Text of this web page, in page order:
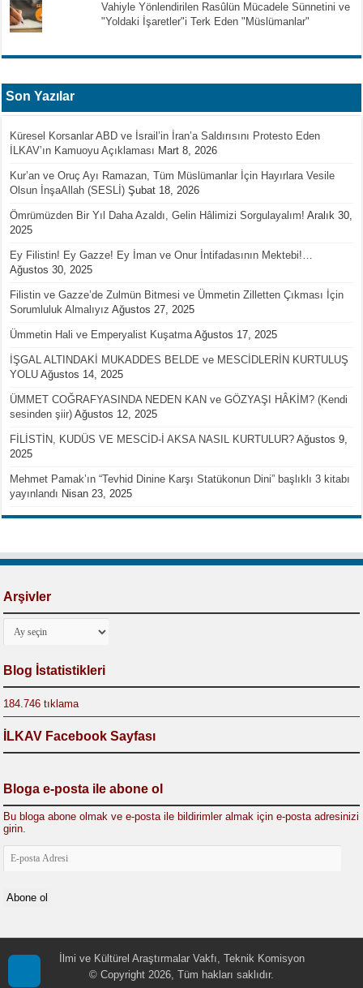
Vahiyle Yönlendirilen Rasûlün Mücadele Sünnetini ve
"Yoldaki İşaretler"i Terk Eden "Müslümanlar"
Son Yazılar
Küresel Korsanlar ABD ve İsrail’in İran’a Saldırısını Protesto Eden
İLKAV’ın Kamuoyu Açıklaması Mart 8, 2026
Kur’an ve Oruç Ayı Ramazan, Tüm Müslümanlar İçin Hayırlara Vesile
Olsun İnşaAllah (SESLİ) Şubat 18, 2026
Ömrümüzden Bir Yıl Daha Azaldı, Gelin Hâlimizi Sorgulayalım! Aralık 30,
2025
Ey Filistin! Ey Gazze! Ey İman ve Onur İntifadasının Mektebi!…
Ağustos 30, 2025
Filistin ve Gazze’de Zulmün Bitmesi ve Ümmetin Zilletten Çıkması İçin
Sorumluluk Almalıyız Ağustos 27, 2025
Ümmetin Hali ve Emperyalist Kuşatma Ağustos 17, 2025
İŞGAL ALTINDAKİ MUKADDES BELDE ve MESCİDLERİN KURTULUŞ
YOLU Ağustos 14, 2025
ÜMMET COĞRAFYASINDA NEDEN KAN ve GÖZYAŞI HÂKİM? (Kendi
sesinden şiir) Ağustos 12, 2025
FİLİSTİN, KUDÜS VE MESCİD-İ AKSA NASIL KURTULUR? Ağustos 9,
2025
Mehmet Pamak’ın “Tevhid Dinine Karşı Statükonun Dini” başlıklı 3 kitabı
yayınlandı Nisan 23, 2025
Arşivler
Arşivler
Blog İstatistikleri
184.746 tıklama
İLKAV Facebook Sayfası
Bloga e-posta ile abone ol
Bu bloga abone olmak ve e-posta ile bildirimler almak için e-posta adresinizi
girin.
E-
posta
Abone ol
İlmi ve Kültürel Araştırmalar Vakfı, Teknik Komisyon
© Copyright 2026, Tüm hakları saklıdır.